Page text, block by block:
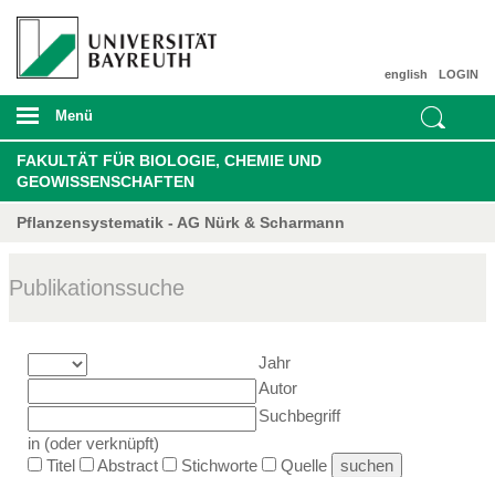
LOGIN
english
Menü
FAKULTÄT FÜR BIOLOGIE, CHEMIE UND
GEOWISSENSCHAFTEN
Pflanzensystematik - AG Nürk & Scharmann
Publikationssuche
Jahr
Autor
Suchbegriff
in (oder verknüpft)
Titel
Abstract Stichworte Quelle